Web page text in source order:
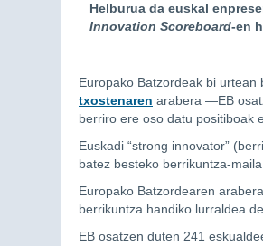
Helburua da euskal
Innovation Scoreboard-en
Europako Batzordeak bi urtean
txostenaren arabera —EB
berriro ere oso datu positiboak
Euskadi “strong innovator”
batez besteko berrikuntza-
Europako Batzordearen
berrikuntza handiko lurraldea
EB osatzen duten 241